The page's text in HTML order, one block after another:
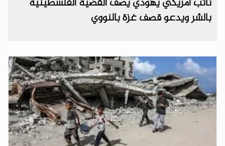
بالشر ويدعو قصف غزة بالنووي